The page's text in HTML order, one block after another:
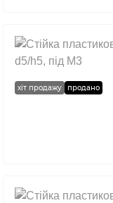
хіт продажу продано